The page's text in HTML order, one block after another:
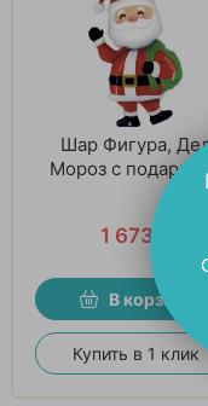
Шар Фигура,
Мороз с
1 673
В корзину
Купить в 1 клик